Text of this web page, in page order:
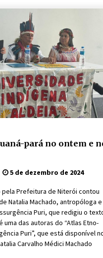
pará no ontem e
5 de dezembro de 2024
Prefeitura de Niterói contou
Natalia Machado, antropóloga e
Puri, que redigiu o
uma das autoras do “Atlas Etno-
Puri”, que está disponível
Carvalho Médici Machado